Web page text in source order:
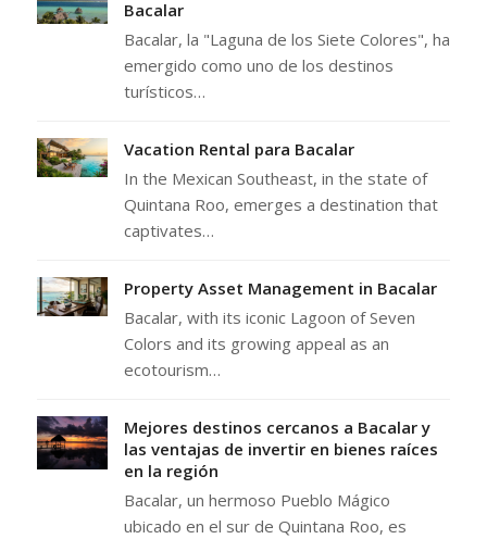
Bacalar
Bacalar, la "Laguna de los Siete Colores", ha
emergido como uno de los destinos
turísticos…
Vacation Rental para Bacalar
In the Mexican Southeast, in the state of
Quintana Roo, emerges a destination that
captivates…
Property Asset Management in Bacalar
Bacalar, with its iconic Lagoon of Seven
Colors and its growing appeal as an
ecotourism…
Mejores destinos cercanos a Bacalar y
las ventajas de invertir en bienes raíces
en la región
Bacalar, un hermoso Pueblo Mágico
ubicado en el sur de Quintana Roo, es